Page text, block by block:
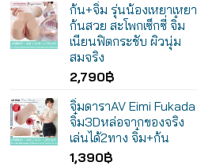
was:
2,590฿.
is:
1,690฿.
ก้น+จิ๋ม รุ่นน้องเหยาเหยา
ก้นสวย สะโพกเซ็กซี่ จิ๋ม
เนียนฟิตกระชับ ผิวนุ่ม
สมจริง
2,790฿
จิ๋มดาราAV Eimi Fukada
จิ๋ม3Dหล่อจากของจริง
เล่นได้2ทาง จิ๋ม+ก้น
1,390฿